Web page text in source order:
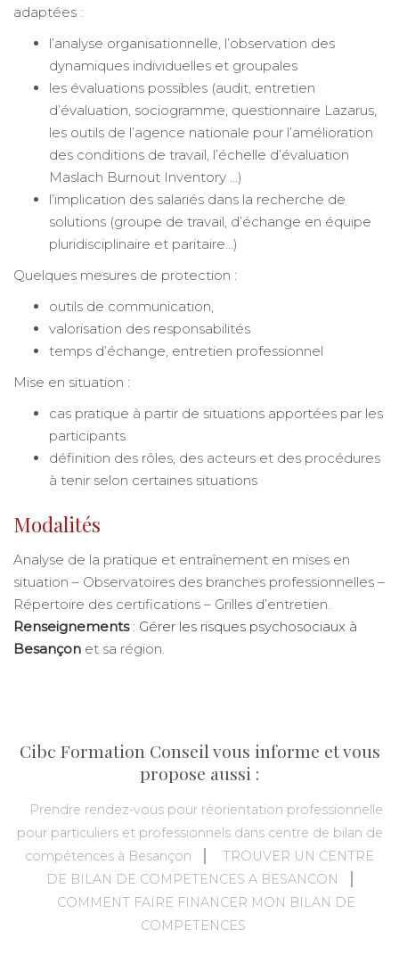
adaptées :
l’analyse organisationnelle, l’observation des
dynamiques individuelles et groupales
les évaluations possibles (audit, entretien
d’évaluation, sociogramme, questionnaire Lazarus,
les outils de l’agence nationale pour l’amélioration
des conditions de travail, l’échelle d’évaluation
Maslach Burnout Inventory …)
l’implication des salariés dans la recherche de
solutions (groupe de travail, d’échange en équipe
pluridisciplinaire et paritaire…)
Quelques mesures de protection :
outils de communication,
valorisation des responsabilités
temps d’échange, entretien professionnel
Mise en situation :
cas pratique à partir de situations apportées par les
participants
définition des rôles, des acteurs et des procédures
à tenir selon certaines situations
Modalités
Analyse de la pratique et entraînement en mises en
situation – Observatoires des branches professionnelles –
Répertoire des certifications – Grilles d’entretien.
Renseignements: Gérer les risques psychosociaux à
Besançon et sa région.
Cibc Formation Conseil vous informe et vous
propose aussi :
Prendre rendez-vous pour réorientation professionnelle
pour particuliers et professionnels dans centre de bilan de
compétences à Besançon
TROUVER UN CENTRE
DE BILAN DE COMPETENCES A BESANCON
COMMENT FAIRE FINANCER MON BILAN DE
COMPETENCES